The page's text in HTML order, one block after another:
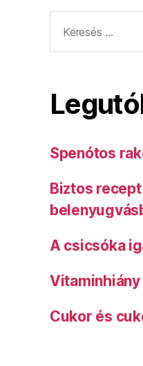
Spenótos
Biztos
A csicsóka
Cukor és